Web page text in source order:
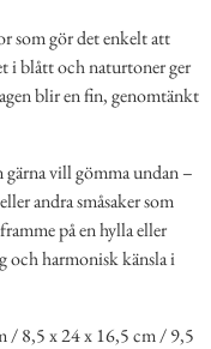
som gör det enkelt att
i blått och naturtoner ger
blir en fin, genomtänkt
vill gömma undan –
andra småsaker som
på en hylla eller
och harmonisk känsla i
/ 8,5 x 24 x 16,5 cm / 9,5